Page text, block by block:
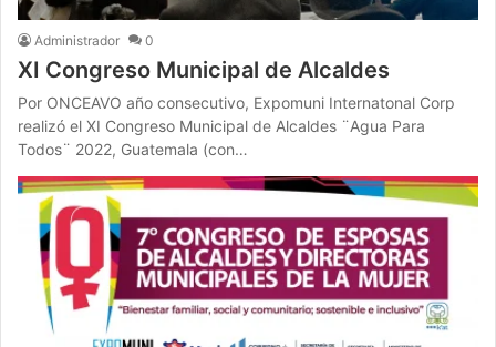
Administrador 0
XI Congreso Municipal de Alcaldes
Por ONCEAVO año consecutivo, Expomuni Internatonal Corp
realizó el XI Congreso Municipal de Alcaldes ¨Agua Para
Todos¨ 2022, Guatemala (con…